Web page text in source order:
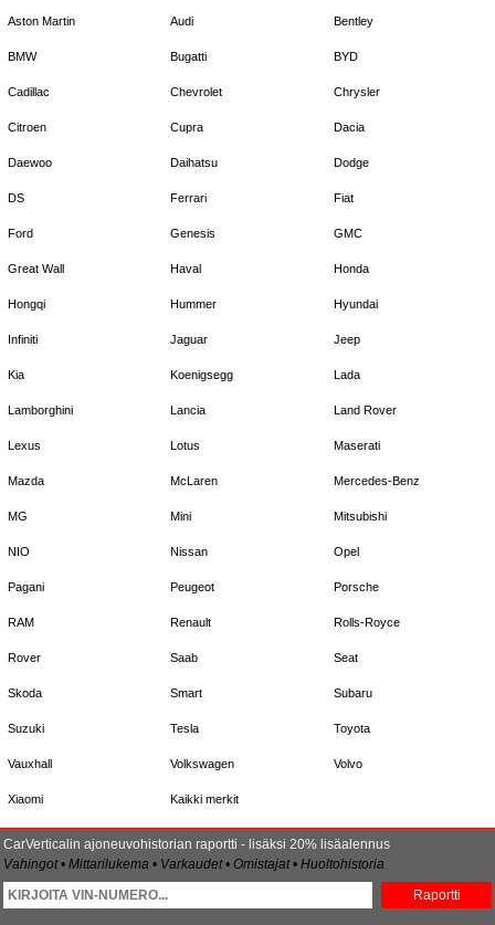
Aston Martin Audi Bentley
BMW Bugatti BYD
Cadillac Chevrolet Chrysler
Citroen Cupra Dacia
Daewoo Daihatsu Dodge
DS Ferrari Fiat
Ford Genesis GMC
Great Wall Haval Honda
Hongqi Hummer Hyundai
Infiniti Jaguar Jeep
Kia Koenigsegg Lada
Lamborghini Lancia Land Rover
Lexus Lotus Maserati
Mazda McLaren Mercedes-Benz
MG Mini Mitsubishi
NIO Nissan Opel
Pagani Peugeot Porsche
RAM Renault Rolls-Royce
Rover Saab Seat
Skoda Smart Subaru
Suzuki Tesla Toyota
Vauxhall Volkswagen Volvo
Xiaomi Kaikki merkit
CarVerticalin ajoneuvohistorian raportti - lisäksi 20% lisäalennus
Vahingot • Mittarilukema • Varkaudet • Omistajat • Huoltohistoria
Raportti